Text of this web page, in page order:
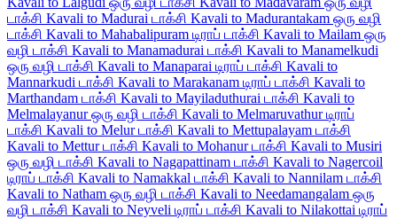
டாக்சி Kavali to Madurai டாக்சி Kavali to Madurantakam ஒரு வழி
டாக்சி Kavali to Mahabalipuram டிராப் டாக்சி Kavali to Mailam ஒரு
வழி டாக்சி Kavali to Manamadurai டாக்சி Kavali to Manamelkudi
ஒரு வழி டாக்சி Kavali to Manaparai டிராப் டாக்சி Kavali to
Mannarkudi டாக்சி Kavali to Marakanam டிராப் டாக்சி Kavali to
Marthandam டாக்சி Kavali to Mayiladuthurai டாக்சி Kavali to
Melmalayanur ஒரு வழி டாக்சி Kavali to Melmaruvathur டிராப்
டாக்சி Kavali to Melur டாக்சி Kavali to Mettupalayam டாக்சி
Kavali to Mettur டாக்சி Kavali to Mohanur டாக்சி Kavali to Musiri
ஒரு வழி டாக்சி Kavali to Nagapattinam டாக்சி Kavali to Nagercoil
டிராப் டாக்சி Kavali to Namakkal டாக்சி Kavali to Nannilam டாக்சி
Kavali to Natham ஒரு வழி டாக்சி Kavali to Needamangalam ஒரு
வழி டாக்சி Kavali to Neyveli டிராப் டாக்சி Kavali to Nilakottai டிராப்